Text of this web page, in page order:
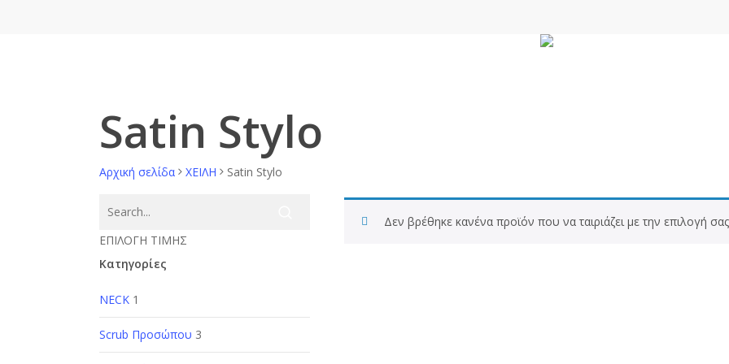
Satin Stylo
Αρχική σελίδα ΧΕΙΛΗ Satin Stylo
ΕΠΙΛΟΓΗ ΤΙΜΗΣ
Κατηγορίες
NECK 1
Scrub Προσώπου 3
Δεν βρέθηκε κανένα προϊόν που να ταιριάζει με την επιλογή